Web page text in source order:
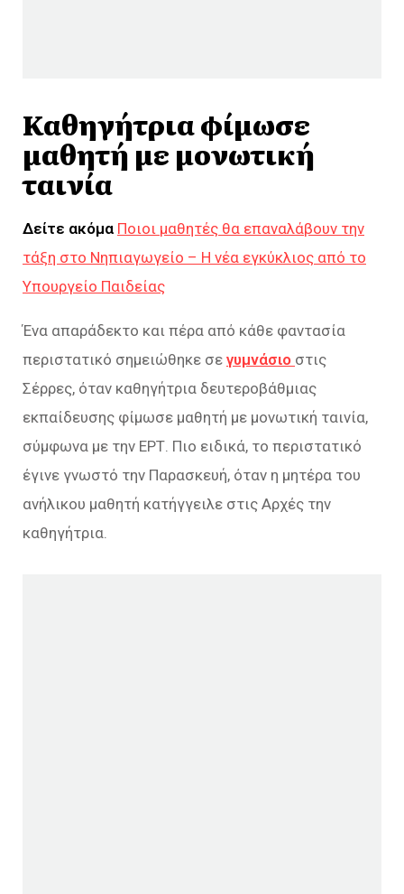
Καθηγήτρια φίμωσε
μαθητή με μονωτική
ταινία
Δείτε ακόμα Ποιοι μαθητές θα επαναλάβουν την
τάξη στο Νηπιαγωγείο – Η νέα εγκύκλιος από το
Υπουργείο Παιδείας
Ένα απαράδεκτο και πέρα από κάθε φαντασία
περιστατικό σημειώθηκε σε γυμνάσιο στις
Σέρρες, όταν καθηγήτρια δευτεροβάθμιας
εκπαίδευσης φίμωσε μαθητή με μονωτική ταινία,
σύμφωνα με την ΕΡΤ. Πιο ειδικά, το περιστατικό
έγινε γνωστό την Παρασκευή, όταν η μητέρα του
ανήλικου μαθητή κατήγγειλε στις Αρχές την
καθηγήτρια.